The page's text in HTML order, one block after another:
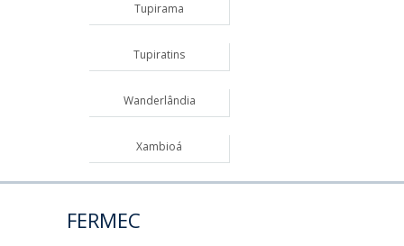
Tupirama
Tupiratins
Wanderlândia
Xambioá
FERMEC